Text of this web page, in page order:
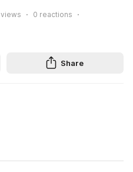
views 0 reactions
Share